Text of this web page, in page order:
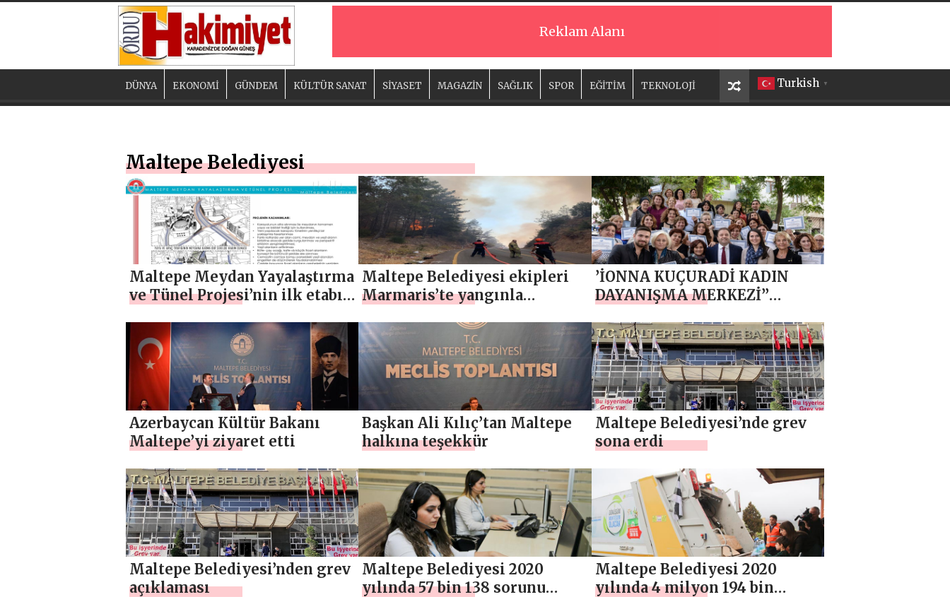
Reklam Alanı
Turkish ▼
DÜNYA EKONOMİ GÜNDEM KÜLTÜR SANAT SİYASET MAGAZİN SAĞLIK SPOR EĞİTİM TEKNOLOJİ
Maltepe Belediyesi
Maltepe Meydan Yayalaştırma
ve Tünel Projesi’nin ilk etabı
Maltepe Belediyesi ekipleri
Marmaris’te yangınla
’İONNA KUÇURADİ KADIN
DAYANIŞMA MERKEZİ’’
YANINDA
Azerbaycan Kültür Bakanı
Maltepe’yi ziyaret etti
Başkan Ali Kılıç’tan Maltepe
halkına teşekkür
Maltepe Belediyesi’nde grev
sona erdi
Maltepe Belediyesi’nden grev
açıklaması
Maltepe Belediyesi 2020
yılında 57 bin 138 sorunu
Maltepe Belediyesi 2020
yılında 4 milyon 194 bin